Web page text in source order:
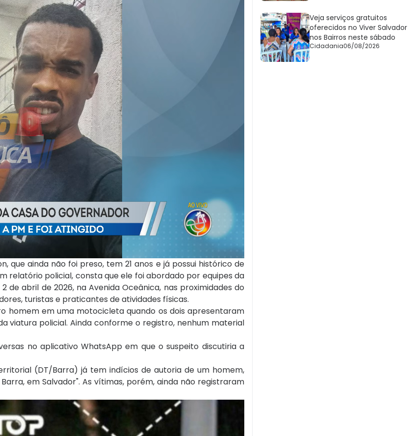
ainda não foi preso, tem 21 anos e já possui histórico de
relatório policial, consta que ele foi abordado por equipes da
de abril de 2026, na Avenida Oceânica, nas proximidades do
turistas e praticantes de atividades físicas.
homem em uma motocicleta quando os dois apresentaram
viatura policial. Ainda conforme o registro, nenhum material
no aplicativo WhatsApp em que o suspeito discutiria a
(DT/Barra) já tem indícios de autoria de um homem,
em Salvador". As vítimas, porém, ainda não registraram
Veja serviços gratuitos
oferecidos no Viver Salvador
nos Bairros neste sábado
Cidadania06/08/2026